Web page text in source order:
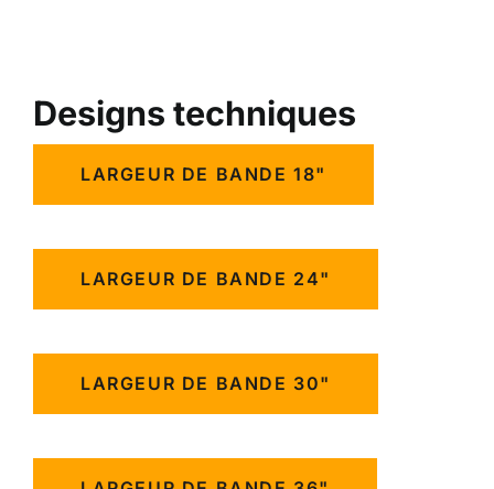
Designs techniques
LARGEUR DE BANDE 18"
LARGEUR DE BANDE 24"
LARGEUR DE BANDE 30"